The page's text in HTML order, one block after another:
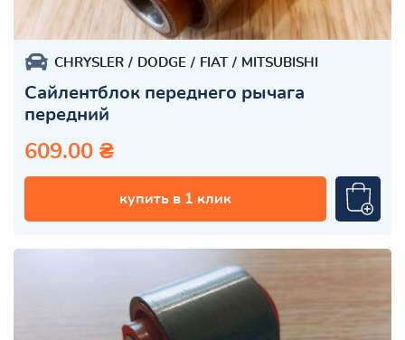
CHRYSLER DODGE FIAT MITSUBISHI
Сайлентблок переднего рычага
передний
609.00 ₴
купить в 1 клик